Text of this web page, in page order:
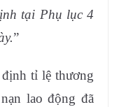
tại Phụ lục 4
.”
tỉ lệ thương
lao động đã